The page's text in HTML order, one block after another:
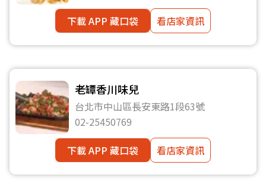
下載 APP 藏口袋
看店家資訊
老罈香川味兒
台北市中山區長安東路1段63號
02-25450769
下載 APP 藏口袋
看店家資訊